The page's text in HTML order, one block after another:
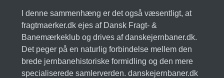
I denne sammenhæng er det også væsentligt, at
fragtmaerker.dk ejes af Dansk Fragt- &
Banemærkeklub og drives af danskejernbaner.dk.
Det peger på en naturlig forbindelse mellem den
brede jernbanehistoriske formidling og den mere
specialiserede samlerverden. danskejernbaner.dk